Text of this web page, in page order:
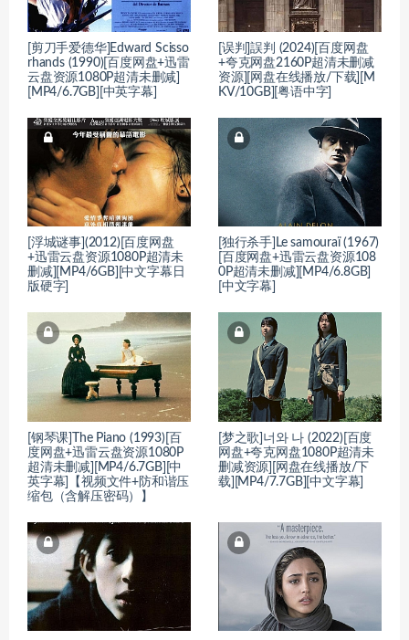
[剪刀手爱德华]Edward Scisso
rhands (1990)[百度网盘+迅雷
云盘资源1080P超清未删减]
[MP4/6.7GB][中英字幕]
[误判]誤判 (2024)[百度网盘
+夸克网盘2160P超清未删减
资源][网盘在线播放/下载][M
KV/10GB][粤语中字]
[浮城谜事](2012)[百度网盘
+迅雷云盘资源1080P超清未
删减][MP4/6GB][中文字幕日
版硬字]
[独行杀手]Le samouraï (1967)
[百度网盘+迅雷云盘资源108
0P超清未删减][MP4/6.8GB]
[中文字幕]
[钢琴课]The Piano (1993)[百
度网盘+迅雷云盘资源1080P
超清未删减][MP4/6.7GB][中
英字幕]【视频文件+防和谐压
缩包（含解压密码）】
[梦之歌]너와 나 (2022)[百度
网盘+夸克网盘1080P超清未
删减资源][网盘在线播放/下
载][MP4/7.7GB][中文字幕]